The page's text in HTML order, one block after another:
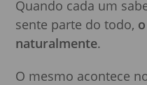
Quando cada um
sente parte do todo,
naturalmente.
O mesmo acontece